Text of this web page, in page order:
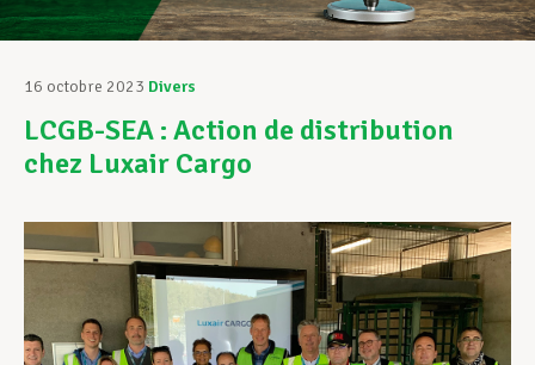
Assistance au Travail
Vos droits
Assistance en vie privée
Développement professionnel
16 octobre 2023 Divers
LCGB-SEA : Action de distribution
chez Luxair Cargo